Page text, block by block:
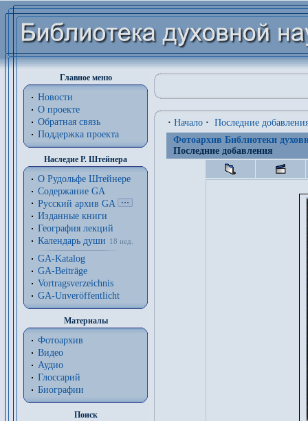
Главное меню
Новости
О проекте
Обратная связь
Поддержка проекта
Наследие Р. Штейнера
О Рудольфе Штейнере
Содержание GA
Русский архив GA
Изданные книги
География лекций
Календарь души
18 нед.
GA-Katalog
GA-Beiträge
Vortragsverzeichnis
GA-Unveröffentlicht
Материалы
Фотоархив
Видео
Аудио
Глоссарий
Биографии
Поиск
· Начало · Последние
Фотоархив Библиотеки
Последние добавления